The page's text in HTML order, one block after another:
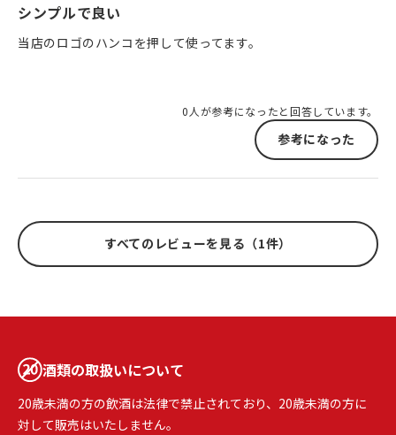
シンプルで良い
当店のロゴのハンコを押して使ってます。
0人が参考になったと回答しています。
参考になった
すべてのレビューを見る（1件）
酒類の取扱いについて
20歳未満の方の飲酒は法律で禁止されており、20歳未満の方に
対して販売はいたしません。